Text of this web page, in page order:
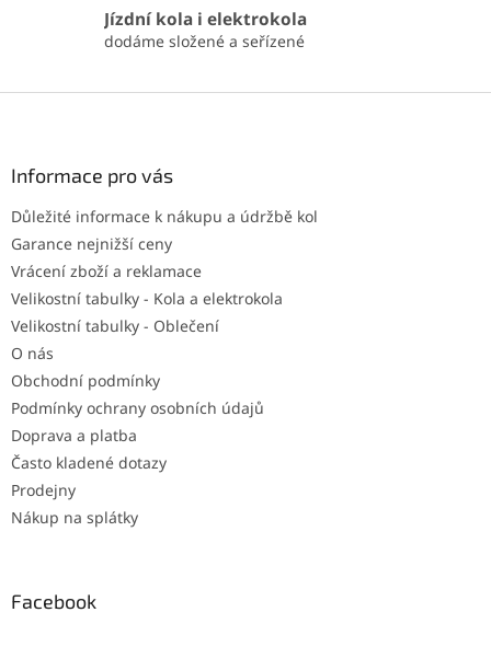
Jízdní kola i elektrokola
dodáme složené a seřízené
Informace pro vás
Důležité informace k nákupu a údržbě kol
Garance nejnižší ceny
Vrácení zboží a reklamace
Velikostní tabulky - Kola a elektrokola
Velikostní tabulky - Oblečení
O nás
Obchodní podmínky
Podmínky ochrany osobních údajů
Doprava a platba
Často kladené dotazy
Prodejny
Nákup na splátky
Facebook